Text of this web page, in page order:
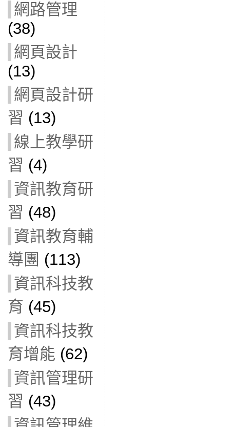
網路管理
(38)
網頁設計
(13)
網頁設計研
習 (13)
線上教學研
習 (4)
資訊教育研
習 (48)
資訊教育輔
導團 (113)
資訊科技教
育 (45)
資訊科技教
育增能 (62)
資訊管理研
習 (43)